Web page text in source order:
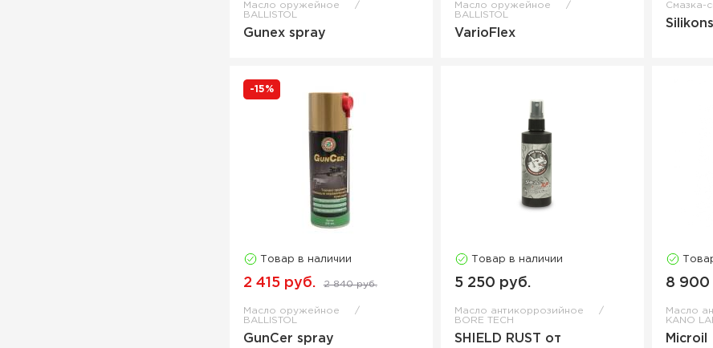
Масло оружейное
BALLISTOL
Gunex spray
Масло оружейное
BALLISTOL
VarioFlex
Смазка-
-15%
Товар в наличии
2 415 руб. 2 840 руб.
Масло оружейное
BALLISTOL
GunCer spray
Товар в наличии
5 250 руб.
Масло антикоррозийное
BORE TECH
SHIELD RUST от
8 900
Масло
KANO
Microil